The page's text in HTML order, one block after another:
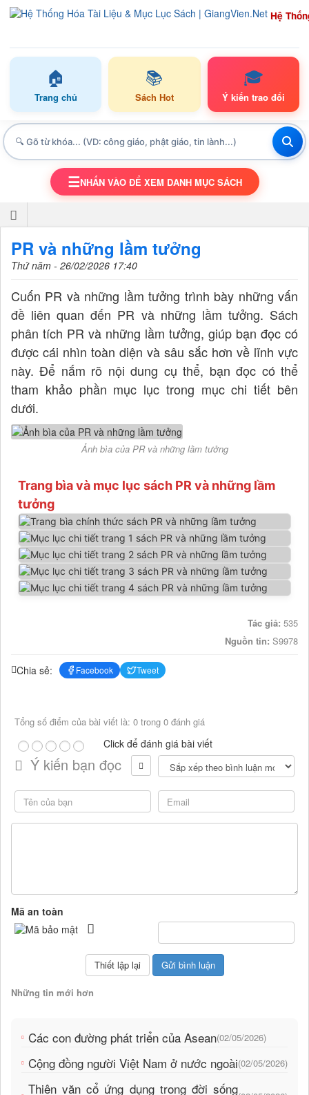
Hệ
🏠
Trang chủ
📚
Sách Hot
🎓
Ý kiến trao đổi
TOGGLE NAVIGATION
☰NHẤN VÀO ĐỂ XEM DANH MỤC SÁCH
PR và những lầm tưởng
Thứ năm - 26/02/2026 17:40
Cuốn PR và những lầm tưởng trình bày những vấn
đề liên quan đến PR và những lầm tưởng. Sách
phân tích PR và những lầm tưởng, giúp bạn đọc có
được cái nhìn toàn diện và sâu sắc hơn về lĩnh vực
này. Để nắm rõ nội dung cụ thể, bạn đọc có thể
tham khảo phần mục lục trong mục chi tiết bên
dưới.
Ảnh bìa của PR và những lầm tưởng
Trang bìa và mục lục sách PR và những lầm
tưởng
Tác giả: 535
Nguồn tin: S9978
Chia sẻ: Facebook Tweet
Tổng số điểm của bài viết là: 0 trong 0 đánh giá
Click để đánh giá bài viết
Ý kiến bạn đọc
Mã an toàn
Những tin mới hơn
Các con đường phát triển của Asean(02/05/2026)
Cộng đồng người Việt Nam ở nước ngoài(02/05/2026)
Thiên văn cổ ứng dụng trong đời sống